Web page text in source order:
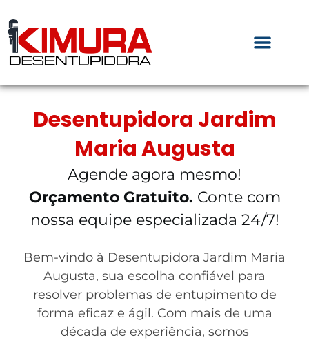
Desentupidora Jardim
Maria Augusta
Agende agora mesmo!
Orçamento Gratuito. Conte com
nossa equipe especializada 24/7!
Bem-vindo à Desentupidora Jardim Maria
Augusta, sua escolha confiável para
resolver problemas de entupimento de
forma eficaz e ágil. Com mais de uma
década de experiência, somos